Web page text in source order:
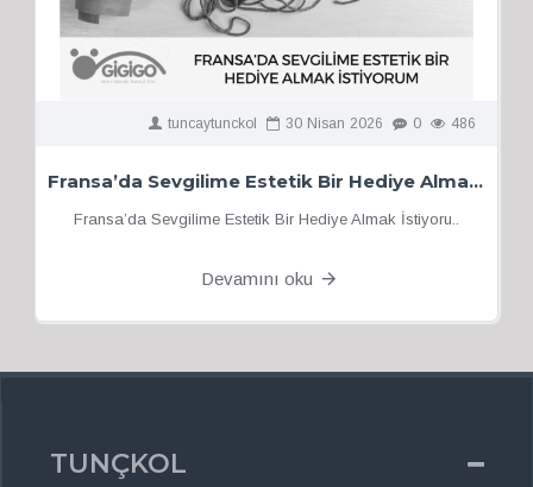
tuncaytunckol 30 Nisan 2026 0 486
Fransa’da Sevgilime Estetik Bir Hediye Almak İstiyorum
Fransa’da Sevgilime Estetik Bir Hediye Almak İstiyoru..
Devamını oku
TUNÇKOL